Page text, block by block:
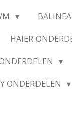
HAIER
ONDERDELEN